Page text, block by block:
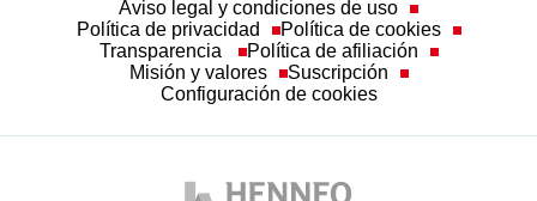
Aviso legal y condiciones de uso
Política de privacidad
Política de cookies
Transparencia
Política de afiliación
Misión y valores
Suscripción
Configuración de cookies